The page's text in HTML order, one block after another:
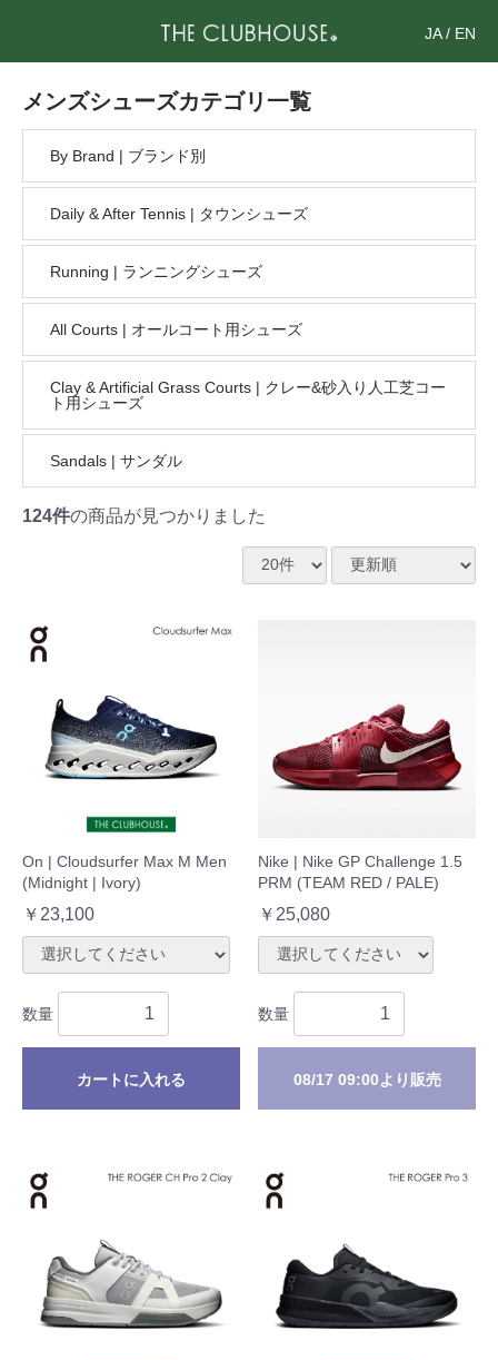
JA/ EN
メンズシューズカテゴリ一覧
By Brand | ブランド別
Daily & After Tennis | タウンシューズ
Running | ランニングシューズ
All Courts | オールコート用シューズ
Clay & Artificial Grass Courts | クレー&砂入り人工芝コー
ト用シューズ
Sandals | サンダル
124件の商品が見つかりました
On | Cloudsurfer Max M Men
(Midnight | Ivory)
￥23,100
数量
カートに入れる
Nike | Nike GP Challenge 1.5
PRM (TEAM RED / PALE)
￥25,080
数量
08/17 09:00より販売